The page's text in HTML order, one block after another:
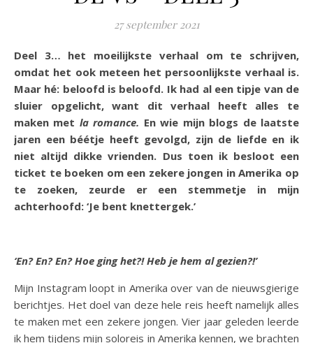
27 september 2021
Deel 3… het moeilijkste verhaal om te schrijven,
omdat het ook meteen het persoonlijkste verhaal is.
Maar hé: beloofd is beloofd. Ik had al een tipje van de
sluier opgelicht, want dit verhaal heeft alles te
maken met la romance. En wie mijn blogs de laatste
jaren een béétje heeft gevolgd, zijn de liefde en ik
niet altijd dikke vrienden. Dus toen ik besloot een
ticket te boeken om een zekere jongen in Amerika op
te zoeken, zeurde er een stemmetje in mijn
achterhoofd: ‘Je bent knettergek.’
‘En? En? En? Hoe ging het?! Heb je hem al gezien?!’
Mijn Instagram loopt in Amerika over van de nieuwsgierige
berichtjes. Het doel van deze hele reis heeft namelijk alles
te maken met een zekere jongen. Vier jaar geleden leerde
ik hem tijdens mijn soloreis in Amerika kennen, we brachten